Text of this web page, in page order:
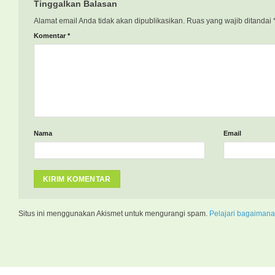
Tinggalkan Balasan
Alamat email Anda tidak akan dipublikasikan. Ruas yang wajib ditandai
Komentar *
Nama Email
Situs ini menggunakan Akismet untuk mengurangi spam. Pelajari